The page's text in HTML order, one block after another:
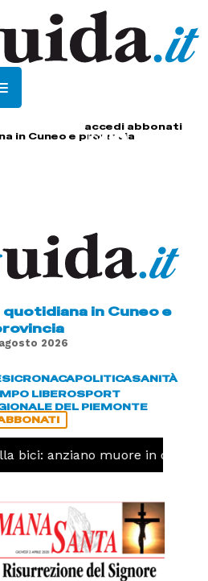
accedi abbonati
in Cuneo e provincia
in Cuneo e
2026
CRONACAPOLITICASANITÀ
LIBEROSPORT
DEL PIEMONTE
bici: anziano muore in corso